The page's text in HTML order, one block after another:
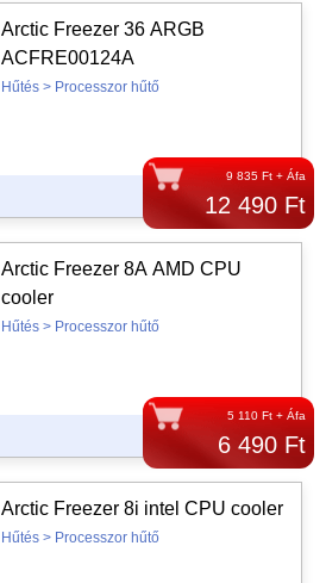
9 835 Ft + Áfa
12 490 Ft
Arctic Freezer 36 ARGB
ACFRE00124A
Hűtés > Processzor hűtő
5 110 Ft + Áfa
6 490 Ft
Arctic Freezer 8A AMD CPU
cooler
Hűtés > Processzor hűtő
Arctic Freezer 8i intel CPU cooler
Hűtés > Processzor hűtő